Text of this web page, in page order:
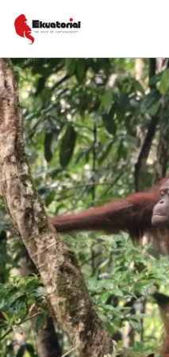
ARTIKEL
orangutan